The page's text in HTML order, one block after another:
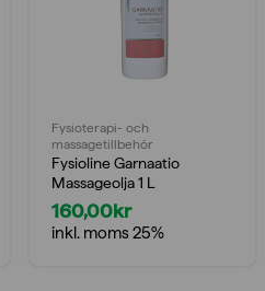
Fysioterapi- och
massagetillbehör
Fysioline Garnaatio
Massageolja 1 L
160,00kr
inkl. moms 25%